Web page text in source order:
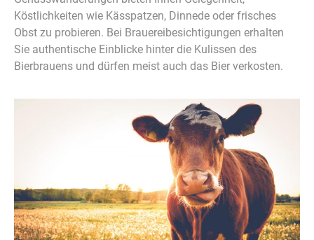
Köstlichkeiten wie Kässpatzen, Dinnede oder frisches
Obst zu probieren. Bei Brauereibesichtigungen erhalten
Sie authentische Einblicke hinter die Kulissen des
Bierbrauens und dürfen meist auch das Bier verkosten.